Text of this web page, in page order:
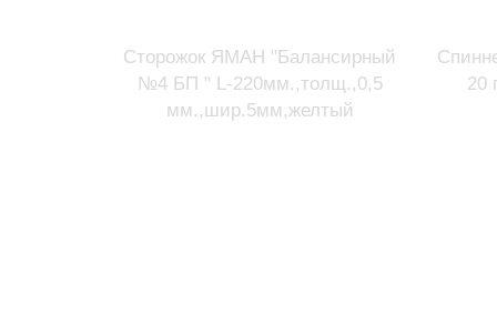
Сторожок ЯМАН "Балансирный
№4 БП " L-220мм.,толщ.,0,5
мм.,шир.5мм,желтый
20